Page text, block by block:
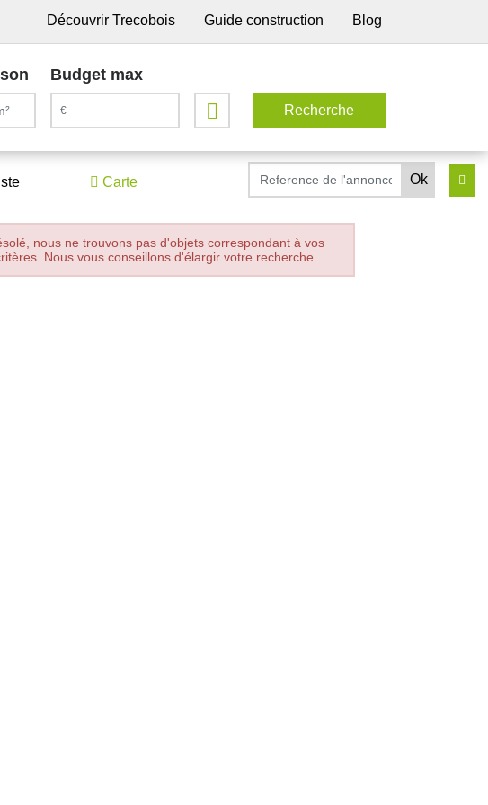
Découvrir Trecobois Guide construction Blog
Budget max
Carte
nous ne trouvons pas d'objets correspondant à vos
Nous vous conseillons d'élargir votre recherche.